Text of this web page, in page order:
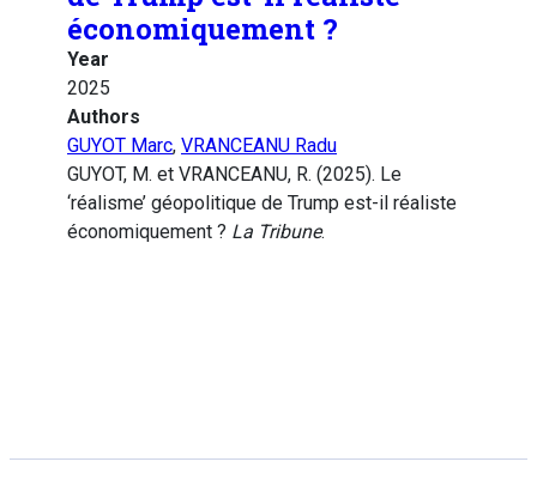
économiquement ?
Year
2025
Authors
GUYOT Marc, VRANCEANU Radu
GUYOT, M. et VRANCEANU, R. (2025). Le
‘réalisme’ géopolitique de Trump est-il réaliste
économiquement ? La Tribune.